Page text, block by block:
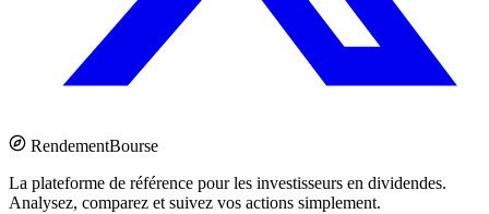
RendementBourse
La plateforme de référence pour les investisseurs en dividendes.
Analysez, comparez et suivez vos actions simplement.